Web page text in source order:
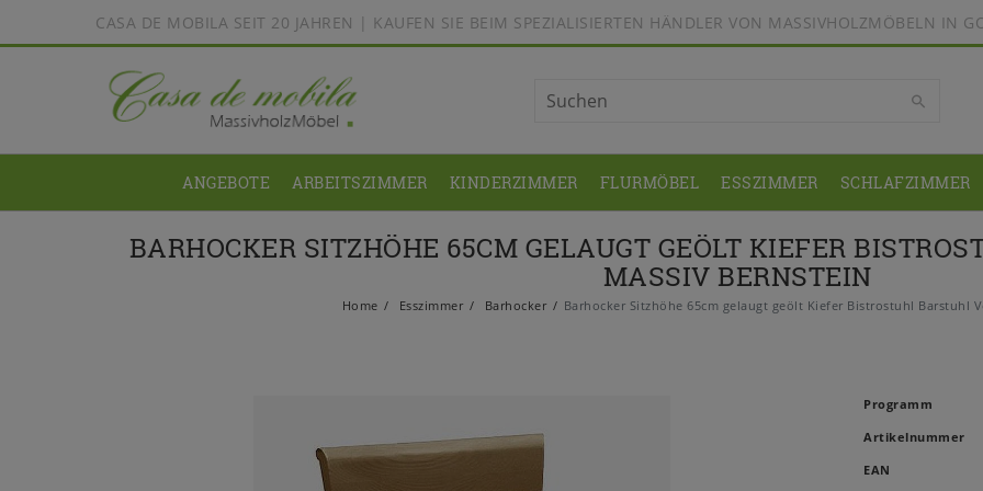
CASA DE MOBILA SEIT 20 JAHREN | KAUFEN SIE BEIM SPEZIALISIERTEN HÄNDLER VON MASSIVHOLZMÖBELN IN
ANGEBOTE ARBEITSZIMMER KINDERZIMMER FLURMÖBEL ESSZIMMER SCHLAFZIMMER
BARHOCKER SITZHÖHE 65CM GELAUGT GEÖLT KIEFER
MASSIV BERNSTEIN
Home Esszimmer Barhocker Barhocker Sitzhöhe 65cm gelaugt geölt Kiefer Bistrostuhl Barstuhl
Programm
Artikelnummer
EAN